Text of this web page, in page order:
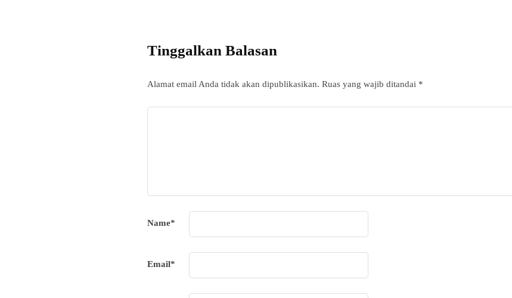
Tinggalkan Balasan
Alamat email Anda tidak akan dipublikasikan. Ruas yang wajib ditandai *
Name*
Email*